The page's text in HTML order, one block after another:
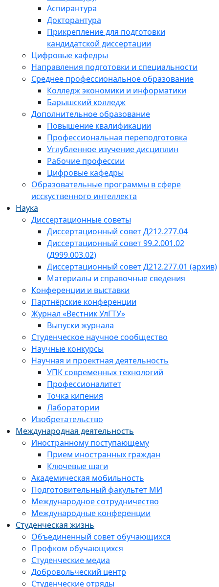
Аспирантура
Докторантура
Прикрепление для подготовки
кандидатской диссертации
Цифровые кафедры
Направления подготовки и специальности
Среднее профессиональное образование
Колледж экономики и информатики
Барышский колледж
Дополнительное образование
Повышение квалификации
Профессиональная переподготовка
Углубленное изучение дисциплин
Рабочие профессии
Цифровые кафедры
Образовательные программы в сфере
исскуственного интеллекта
Наука
Диссертационные советы
Диссертационный совет Д212.277.04
Диссертационный совет 99.2.001.02
(Д999.003.02)
Диссертационный совет Д212.277.01 (архив)
Материалы и справочные сведения
Конференции и выставки
Партнёрские конференции
Журнал «Вестник УлГТУ»
Выпуски журнала
Студенческое научное сообщество
Научные конкурсы
Научная и проектная деятельность
УПК современных технологий
Профессионалитет
Точка кипения
Лаборатории
Изобретательство
Международная деятельность
Иностранному поступающему
Прием иностранных граждан
Ключевые шаги
Академическая мобильность
Подготовительный факультет МИ
Международное сотрудничество
Международные конференции
Студенческая жизнь
Объединенный совет обучающихся
Профком обучающихся
Студенческие медиа
Добровольческий центр
Студенческие отряды